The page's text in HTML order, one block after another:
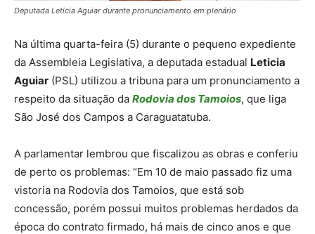
Deputada Leticia Aguiar durante pronunciamento em plenário
Na última quarta-feira (5) durante o pequeno expediente
da Assembleia Legislativa, a deputada estadual Leticia
Aguiar (PSL) utilizou a tribuna para um pronunciamento a
respeito da situação da Rodovia dos Tamoios, que liga
São José dos Campos a Caraguatatuba.
A parlamentar lembrou que fiscalizou as obras e conferiu
de perto os problemas: “Em 10 de maio passado fiz uma
vistoria na Rodovia dos Tamoios, que está sob
concessão, porém possui muitos problemas herdados da
época do contrato firmado, há mais de cinco anos e que